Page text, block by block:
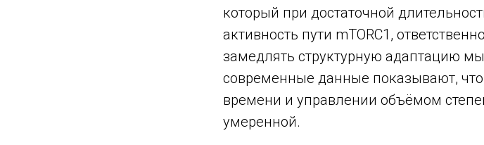
который при достаточной
активность пути mTORC1,
замедлять структурную адаптацию
современные данные показывают,
времени и управлении объёмом
умеренной.